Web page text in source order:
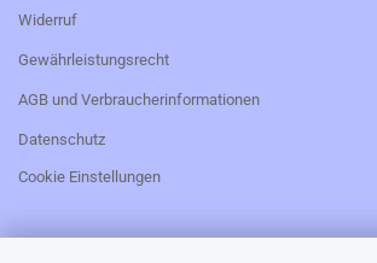
Widerruf
Gewährleistungsrecht
AGB und Verbraucherinformationen
Datenschutz
Cookie Einstellungen